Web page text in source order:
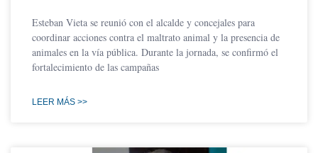
Esteban Vieta se reunió con el alcalde y concejales para
coordinar acciones contra el maltrato animal y la presencia de
animales en la vía pública. Durante la jornada, se confirmó el
fortalecimiento de las campañas
LEER MÁS >>